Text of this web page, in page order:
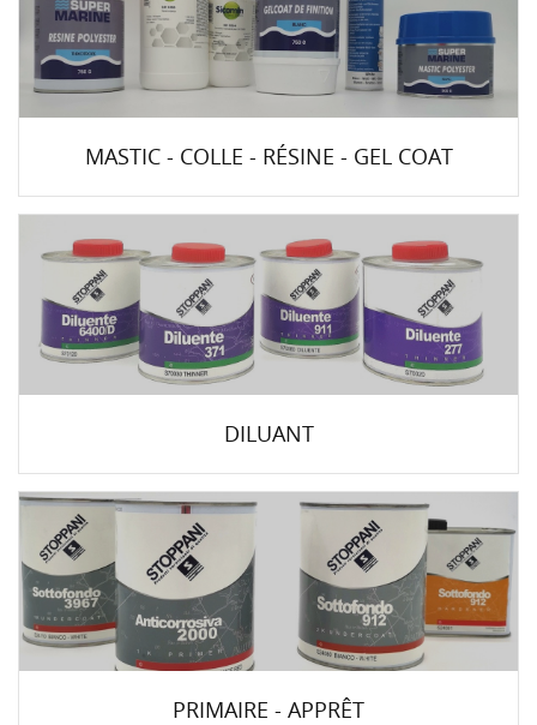
MASTIC - COLLE - RÉSINE - GEL COAT
DILUANT
PRIMAIRE - APPRÊT